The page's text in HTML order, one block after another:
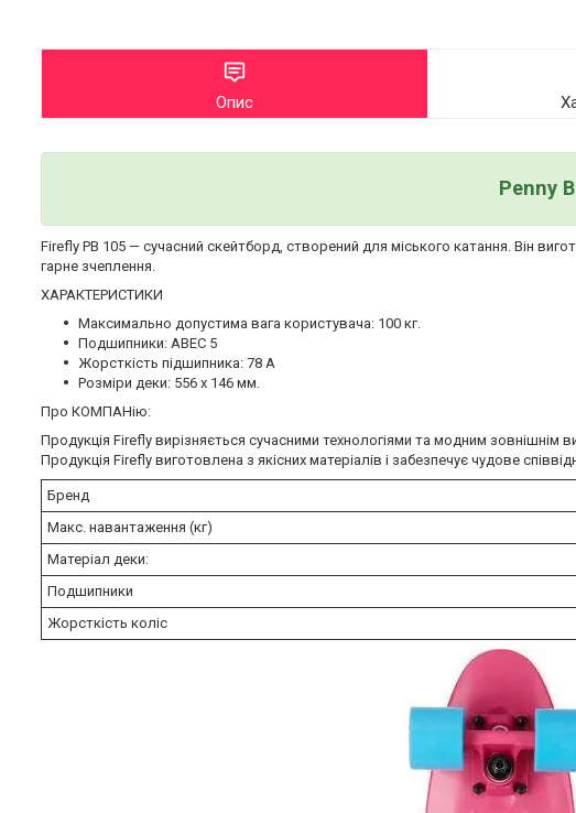
Опис
Penny
Firefly PB 105 — сучасний скейтборд, створений для міського катання. Він
гарне зчеплення.
ХАРАКТЕРИСТИКИ
Максимально допустима вага користувача: 100 кг.
Подшипники: ABEC 5
Жорсткість підшипника: 78 А
Розміри деки: 556 х 146 мм.
Про КОМПАНію:
Продукція Firefly вирізняється сучасними технологіями та модним зовнішнім
Продукція Firefly виготовлена з якісних матеріалів і забезпечує чудове
Бренд
Макс. навантаження (кг)
Матеріал деки:
Подшипники
Жорсткість коліс